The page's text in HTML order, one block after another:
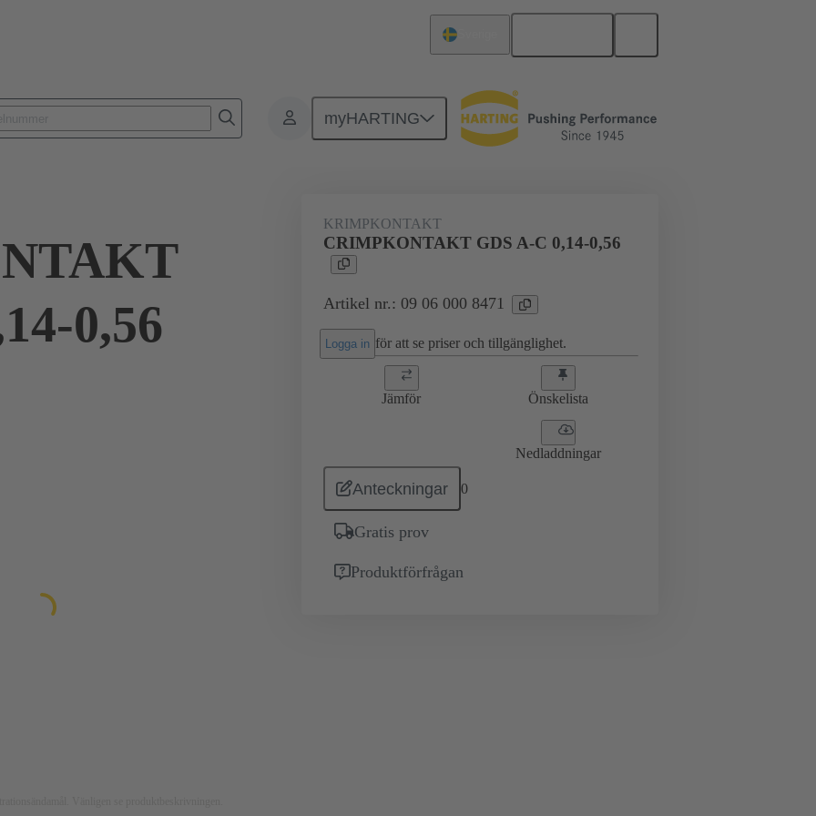
myHARTING
0,56
KRIMPKONTAKT
CRIMPKONTAKT GDS A-C 0,14-0,56
Artikel nr.: 09 06 000 8471
Logga in för att se priser och tillgänglighet.
Jämför Önskelista
Nedladdningar
Anteckningar 0
Gratis prov
Produktförfrågan